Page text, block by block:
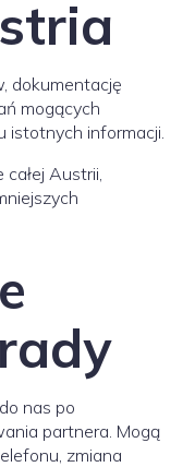
dokumentację
mogących
istotnych informacji.
Austrii,
nas po
partnera. Mogą
zmiana